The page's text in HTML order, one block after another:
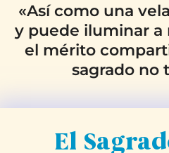
«Así como una
y puede iluminar a
el mérito
sagrado no
El